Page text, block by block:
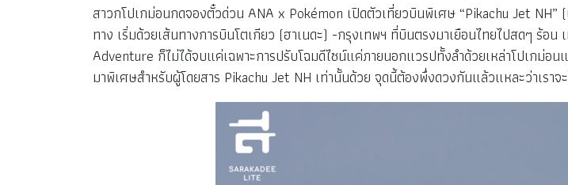
สาวกโปเกม่อนกดจองตั๋วด่วน ANA x Pokémon เปิดตัวเที่ยวบินพิเศษ​ “Pikachu Jet
ทาง เริ่มด้วยเส้นทางการบินโตเกียว (ฮาเนดะ) -กรุงเทพฯ ที่บินตรงมาเยือนไทยไปสดๆ ร้
Adventure ก็ไม่ได้จบแค่เฉพาะการปรับโฉมดีไซน์แค่ภายนอกแวรปทั้งลำด้วยเหล่าโปเกม่
มาพิเศษสำหรับผู้โดยสาร Pikachu Jet NH เท่านั้นด้วย จุดนี้ต้องพึ่งดวงกันแล้วแหละว่าเราจ